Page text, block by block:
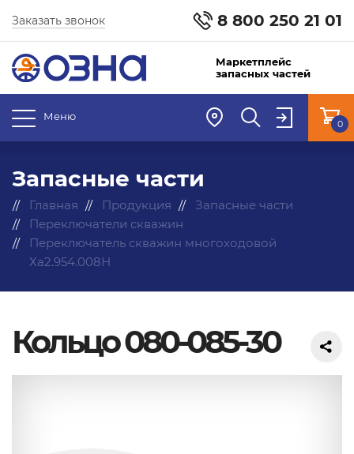
8 800 250 21 01
Заказать звонок
Маркетплейс
запасных частей
Меню
0
Запасные части
Главная Продукция
Запасные части
Переключатели скважин
Переключатель скважин многоходовой
Ха2.954.008Н
Кольцо 080-085-30